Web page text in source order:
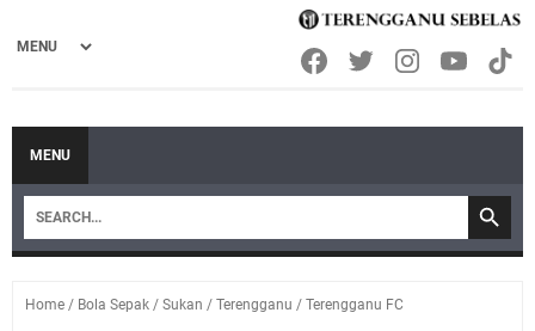
MENU
Home / Bola Sepak / Sukan / Terengganu / Terengganu FC